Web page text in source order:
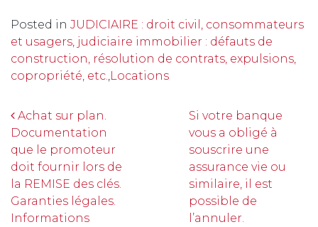
Posted in JUDICIAIRE : droit civil, consommateurs
et usagers, judiciaire immobilier : défauts de
construction, résolution de contrats, expulsions,
copropriété, etc. Locations
Navigation
Achat sur plan.
Documentation
que le promoteur
doit fournir lors de
la REMISE des clés.
Garanties légales.
Informations
Si votre banque
vous a obligé à
souscrire une
assurance vie ou
similaire, il est
possible de
l’annuler.